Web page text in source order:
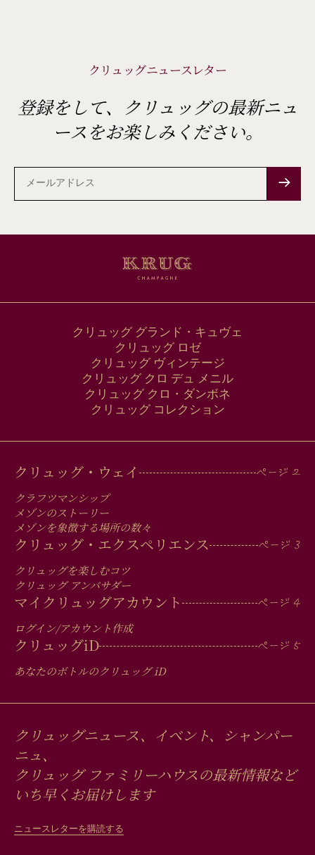
クリュッグニュースレター
登録をして、クリュッグの最新ニュ
ースをお楽しみください。
メ
ー
ル
ア
ド
クリュッグ グランド・キュヴェ
クリュッグ ロゼ
クリュッグ ヴィンテージ
クリュッグ クロ デュ メニル
クリュッグ クロ・ダンボネ
クリュッグ コレクション
MAIN
MEN
IN
FOOTER
クリュッグ・ウェイ
クラフツマンシップ
メゾンのストーリー
メゾンを象徴する場所の数々
クリュッグ・エクスペリエンス
クリュッグを楽しむコツ
クリュッグ アンバサダー
マイクリュッグアカウント
ログイン/アカウント作成
クリュッグiD
あなたのボトルのクリュッグiD
クリュッグニュース、イベント、シャンパー
ニュ、
クリュッグ ファミリーハウスの最新情報など
いち早くお届けします
ニュースレターを購読する